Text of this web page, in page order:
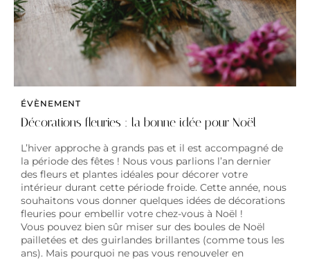
ÉVÈNEMENT
Décorations fleuries : la bonne idée pour Noël
L’hiver approche à grands pas et il est accompagné de
la période des fêtes ! Nous vous parlions l’an dernier
des fleurs et plantes idéales pour décorer votre
intérieur durant cette période froide. Cette année, nous
souhaitons vous donner quelques idées de décorations
fleuries pour embellir votre chez-vous à Noël !
Vous pouvez bien sûr miser sur des boules de Noël
pailletées et des guirlandes brillantes (comme tous les
ans). Mais pourquoi ne pas vous renouveler en